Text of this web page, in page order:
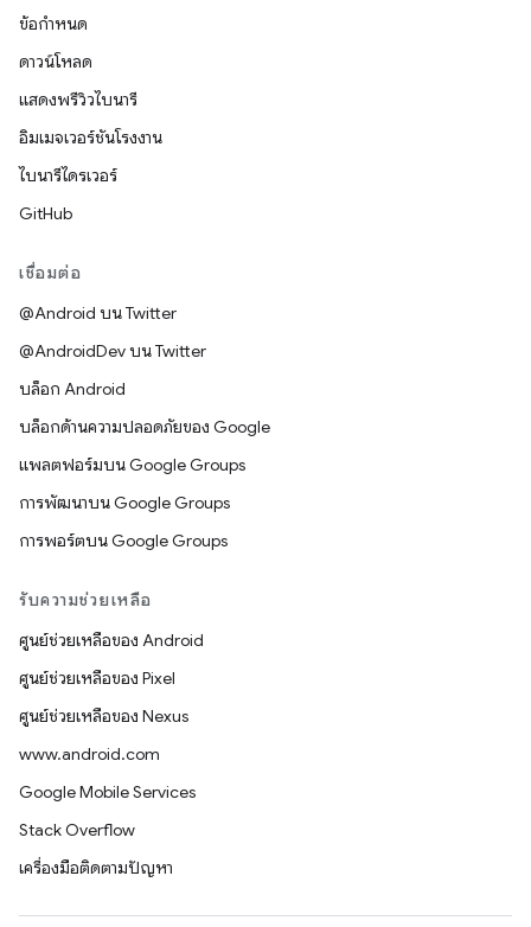
ข้อกำหนด
ดาวน์โหลด
แสดงพรีวิวไบนารี
อิมเมจเวอร์ชันโรงงาน
ไบนารีไดรเวอร์
GitHub
เชื่อมต่อ
@Android บน Twitter
@AndroidDev บน Twitter
บล็อก Android
บล็อกด้านความปลอดภัยของ Google
แพลตฟอร์มบน Google Groups
การพัฒนาบน Google Groups
การพอร์ตบน Google Groups
รับความช่วยเหลือ
ศูนย์ช่วยเหลือของ Android
ศูนย์ช่วยเหลือของ Pixel
ศูนย์ช่วยเหลือของ Nexus
www.android.com
Google Mobile Services
Stack Overflow
เครื่องมือติดตามปัญหา